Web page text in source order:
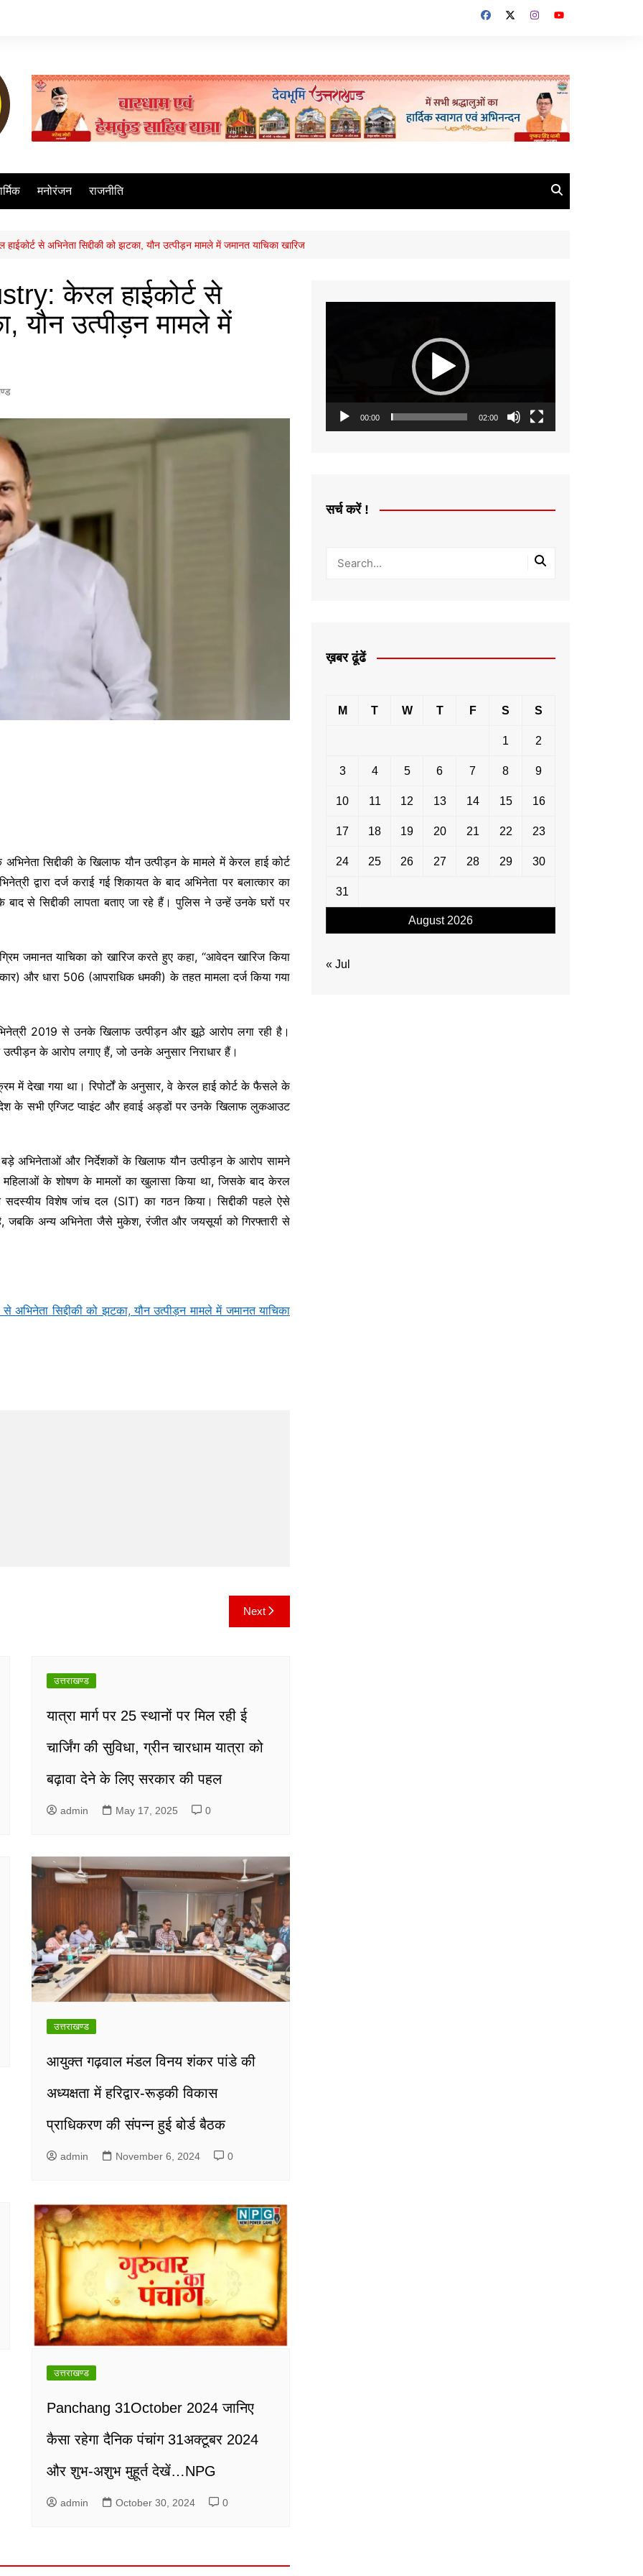
मनोरंजन राजनीति
से अभिनेता सिद्दीकी को झटका, यौन उत्पीड़न मामले में जमानत याचिका खारिज
केरल हाईकोर्ट से
यौन उत्पीड़न मामले में
सिद्दीकी के खिलाफ यौन उत्पीड़न के मामले में केरल हाई कोर्ट
द्वारा दर्ज कराई गई शिकायत के बाद अभिनेता पर बलात्कार का
से सिद्दीकी लापता बताए जा रहे हैं। पुलिस ने उन्हें उनके घरों पर
जमानत याचिका को खारिज करते हुए कहा, “आवेदन खारिज किया
और धारा 506 (आपराधिक धमकी) के तहत मामला दर्ज किया गया
2019 से उनके खिलाफ उत्पीड़न और झूठे आरोप लगा रही है।
के आरोप लगाए हैं, जो उनके अनुसार निराधार हैं।
में देखा गया था। रिपोर्टों के अनुसार, वे केरल हाई कोर्ट के फैसले के
के सभी एग्जिट प्वाइंट और हवाई अड्डों पर उनके खिलाफ लुकआउट
अभिनेताओं और निर्देशकों के खिलाफ यौन उत्पीड़न के आरोप सामने
के शोषण के मामलों का खुलासा किया था, जिसके बाद केरल
विशेष जांच दल (SIT) का गठन किया। सिद्दीकी पहले ऐसे
जबकि अन्य अभिनेता जैसे मुकेश, रंजीत और जयसूर्या को गिरफ्तारी से
सिद्दीकी को झटका, यौन उत्पीड़न मामले में जमानत याचिका
Next
उत्तराखण्ड
यात्रा मार्ग पर 25 स्थानों पर मिल रही ई
चार्जिंग की सुविधा, ग्रीन चारधाम यात्रा को
बढ़ावा देने के लिए सरकार की पहल
admin May 17, 2025 0
उत्तराखण्ड
आयुक्त गढ़वाल मंडल विनय शंकर पांडे की
अध्यक्षता में हरिद्वार-रूड़की विकास
प्राधिकरण की संपन्न हुई बोर्ड बैठक
admin November 6, 2024 0
उत्तराखण्ड
Panchang 31October 2024 जानिए
कैसा रहेगा दैनिक पंचांग 31अक्टूबर 2024
और शुभ-अशुभ मुहूर्त देखें…NPG
admin October 30, 2024 0
00:00 02:00
सर्च करें !
ख़बर ढूंढें
August 2026
M T W T F S S
1 2
3 4 5 6 7 8 9
10 11 12 13 14 15 16
17 18 19 20 21 22 23
24 25 26 27 28 29 30
31
« Jul